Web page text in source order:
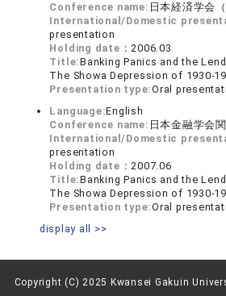
Conference name: 日本経済学会
International/Domestic
presentation
Holding date：2006.03
Title:Banking Panics and the
The Showa Depression of 1930-
Presentation type:Oral
Language:English
Conference name: 日本金融学会
International/Domestic
presentation
Holding date：2007.06
Title:Banking Panics and the
The Showa Depression of 1930-
Presentation type:Oral
display all >>
Copyright (C) 2025 Kwansei Gakuin